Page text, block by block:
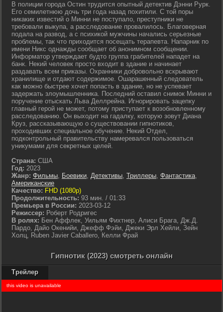
В полиции города Остин трудится опытный детектив Дэнни Рурк.
Его семилетнюю дочь три года назад похитили. С той поры
никаких известий о Минни не поступало, преступники не
требовали выкупа, а расследование провалилось. Благоверная
подала на развод, а с психикой мужчины начались серьезные
проблемы, так что приходится посещать терапевта. Напарник по
имени Никс однажды сообщает об анонимном сообщении.
Информатор утверждает будто группа грабителей нападет на
банк. Некий человек просто входит в здание и начинает
раздавать всем приказы. Охранники добровольно вскрывают
хранилище и отдают содержимое. Ошарашенный следователь
как можно быстрее хочет попасть в здание, но не успевает
задержать злоумышленника. Последний оставил снимок Минни и
поручение отыскать Льва Деллрейна. Игнорировать зацепку
главный герой не может, потому приступает к возобновленному
расследованию. Он выходит на гадалку, которую зовут Диана
Круз, рассказывающую о существовании гипнотиков,
проходивших специальное обучение. Некий Отдел,
подконтрольный правительству намеревался пользоваться
уникумами для секретных целей.
Страна: США
Год: 2023
Жанр: Фильмы, Боевики, Детективы, Триллеры, Фантастика,
Американские
Качество: FHD (1080p)
Продолжительность: 93 мин. / 01:33
Премьера в России: 2023-03-12
Режиссер: Роберт Родригес
В ролях: Бен Аффлек, Уильям Фихтнер, Алиси Брага, Дж.Д.
Пардо, Дайо Окенийи, Джефф Фэйи, Джеки Эрл Хейли, Зейн
Холц, Ruben Javier Caballero, Келли Фрай
Гипнотик (2023) смотреть онлайн
Трейлер